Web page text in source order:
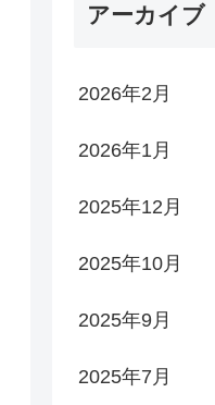
アーカイブ
2026年2月
2026年1月
2025年12月
2025年10月
2025年9月
2025年7月